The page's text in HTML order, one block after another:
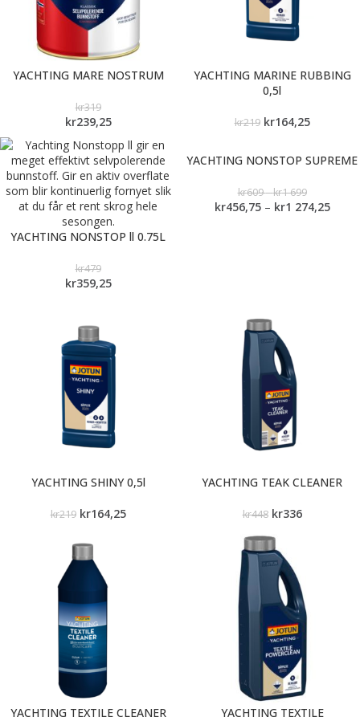
YACHTING MARE NOSTRUM
kr319
kr239,25
YACHTING MARINE RUBBING
0,5l
kr219 kr164,25
YACHTING NONSTOP ll 0.75L
kr479
kr359,25
YACHTING NONSTOP SUPREME
kr609–kr1 699
kr456,75 – kr1 274,25
YACHTING SHINY 0,5l
kr219 kr164,25
YACHTING TEAK CLEANER
kr448 kr336
YACHTING TEXTILE CLEANER YACHTING TEXTILE